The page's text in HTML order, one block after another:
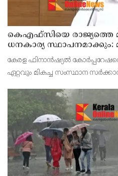
കെഎഫ്‌സിയെ രാജ്യത്തെ
ധനകാര്യ സ്ഥാപനമാക്കും:
സതീശൻ
കേരള ഫിനാൻഷ്യൽ
ഏറ്റവും മികച്ച സംസ്ഥാന
ആഭിമുഖ്യത്തിൽ വിപുലീകരിച്ച